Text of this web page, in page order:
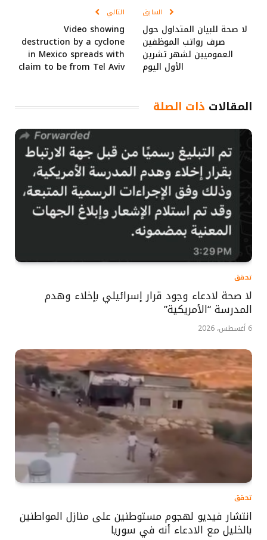
السابق
لا صحة للبيان المتداول حول
صرف رواتب الموظفين
العموميين لشهر تشرين
الأول اليوم
التالي
Video showing
destruction by a cyclone
in Mexico spreads with
claim to be from Tel Aviv
المقالات ذات الصلة
تحقق
لا صحة لادعاء وجود قرار إسرائيلي بإخلاء وهدم
المدرسة “الأمريكية”
6 أغسطس، 2026
تحقق
انتشار فيديو لهجوم مستوطنين على منازل المواطنين
بالخليل مع الادعاء أنه في سوريا